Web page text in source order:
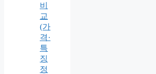
비
교
(가
격·
특
징
정